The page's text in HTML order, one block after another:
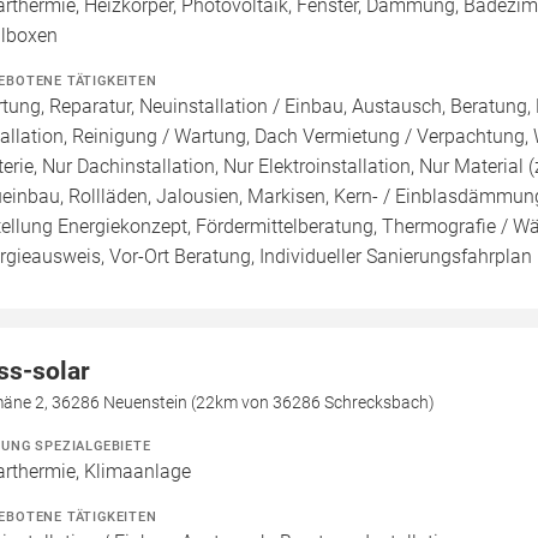
Heizkörper, Photovoltaik, Fenster, Dämmung,
TÄTIGKEITEN
Reparatur, Neuinstallation / Einbau, Austausch,
Reinigung / Wartung, Dach Vermietung /
Nur Dachinstallation, Nur Elektroinstallation, Nur Material
Rollläden, Jalousien, Markisen, Kern- /
Energiekonzept, Fördermittelberatung, Thermografie /
Vor-Ort Beratung, Individueller Sanierungsfahrplan
solar
2, 36286 Neuenstein (22km von 36286 Schrecksbach)
SPEZIALGEBIETE
Klimaanlage
TÄTIGKEITEN